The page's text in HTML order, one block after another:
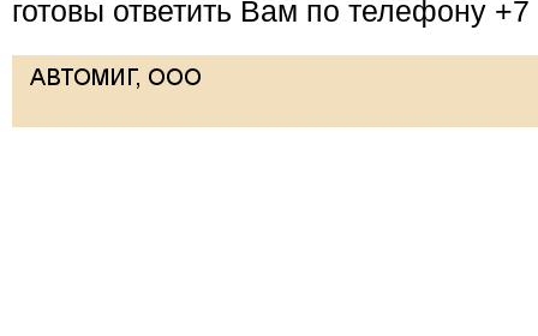
готовы ответить Вам по телефону